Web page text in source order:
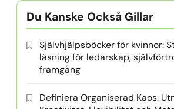
Du Kanske Också Gillar
Självhjälpsböcker för kvinnor:
läsning för ledarskap,
framgång
Definiera Organiserad Kaos: